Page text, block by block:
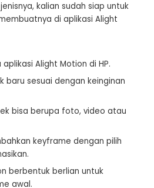
kalian sudah siap untuk
di aplikasi Alight
Alight Motion di HP.
baru sesuai dengan keinginan
bisa berupa foto, video atau
keyframe dengan pilih
berbentuk berlian untuk
awal.